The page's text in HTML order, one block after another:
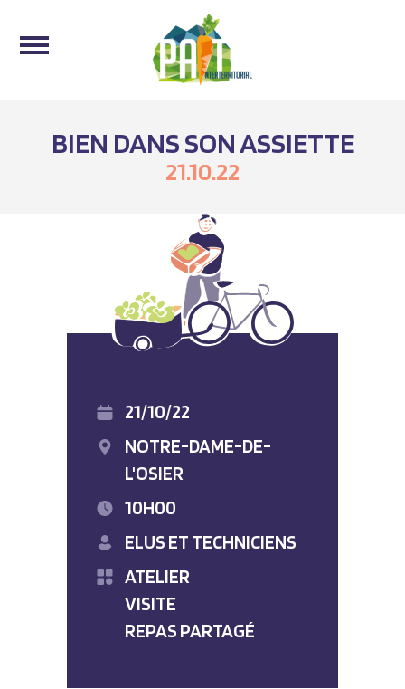
BIEN DANS SON ASSIETTE
21.10.22
21/10/22
NOTRE-DAME-DE-
L'OSIER
10H00
ELUS ET TECHNICIENS
ATELIER
VISITE
REPAS PARTAGÉ